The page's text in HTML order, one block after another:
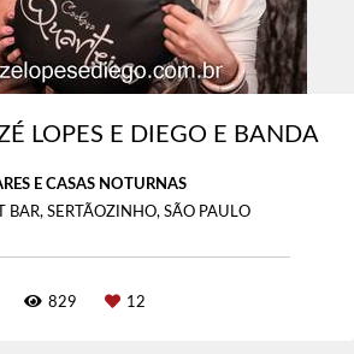
LOPES E DIEGO E BANDA
E CASAS NOTURNAS
BAR, SERTÃOZINHO, SÃO PAULO
829 12